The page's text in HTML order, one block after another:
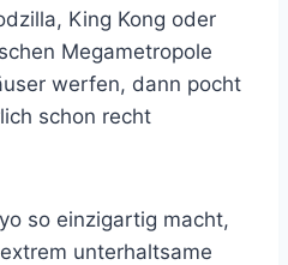
King Kong oder
Megametropole
werfen, dann pocht
schon recht
so einzigartig macht,
unterhaltsame